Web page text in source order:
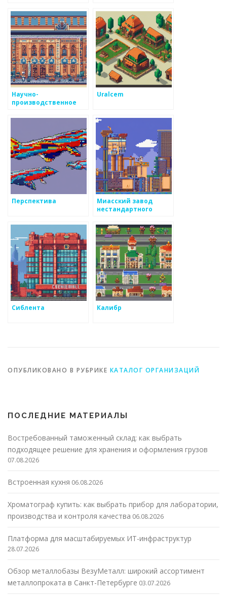
Научно-
производственное
Uralcem
Перспектива
Миасский завод
нестандартного
Сиблента Калибр
ОПУБЛИКОВАНО В РУБРИКЕ КАТАЛОГ ОРГАНИЗАЦИЙ
ПОСЛЕДНИЕ МАТЕРИАЛЫ
Востребованный таможенный склад: как выбрать
подходящее решение для хранения и оформления грузов
07.08.2026
Встроенная кухня 06.08.2026
Хроматограф купить: как выбрать прибор для лаборатории,
производства и контроля качества 06.08.2026
Платформа для масштабируемых ИТ-инфраструктур
28.07.2026
Обзор металлобазы ВезуМеталл: широкий ассортимент
металлопроката в Санкт-Петербурге 03.07.2026